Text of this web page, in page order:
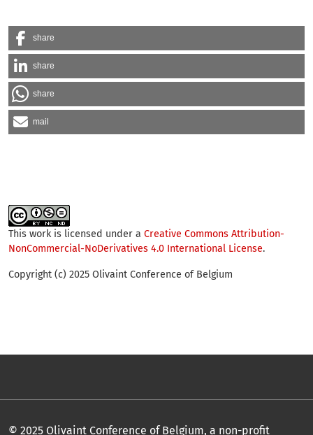
share
share
share
mail
This work is licensed under a Creative Commons Attribution-
NonCommercial-NoDerivatives 4.0 International License.
Copyright (c) 2025 Olivaint Conference of Belgium
© 2025 Olivaint Conference of Belgium, a non-profit